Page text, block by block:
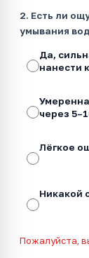
2. Есть ли
умывания
Да,
нанести
через
Лёгкое
Никакой
Пожалуйста,